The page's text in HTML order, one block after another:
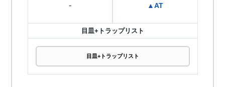
- ▲AT
目皿+トラップリスト
目皿+トラップリスト